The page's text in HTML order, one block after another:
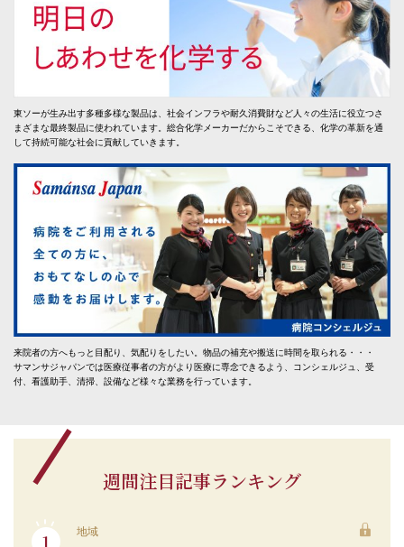
東ソーが生み出す多種多様な製品は、社会インフラや耐久消費財など人々の生活に役立つさ
まざまな最終製品に使われています。総合化学メーカーだからこそできる、化学の革新を通
して持続可能な社会に貢献していきます。
来院者の方へもっと目配り、気配りをしたい。物品の補充や搬送に時間を取られる・・・
サマンサジャパンでは医療従事者の方がより医療に専念できるよう、コンシェルジュ、受
付、看護助手、清掃、設備など様々な業務を行っています。
週間注目記事ランキング
地域